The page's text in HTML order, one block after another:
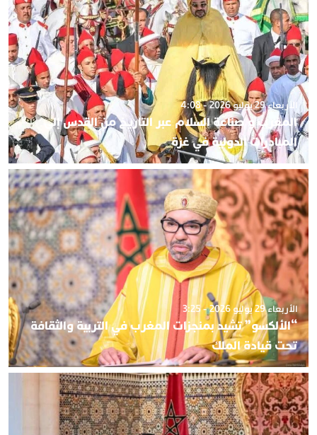
الأربعاء 29 يوليو 2026 - 4:08
المغرب و صناعة السلام عبر التاريخ من القدس إلى
المبادرات الدولية في غزة
الأربعاء 29 يوليو 2026 - 3:25
“الألكسو” تشيد بمنجزات المغرب في التربية والثقافة
تحت قيادة الملك